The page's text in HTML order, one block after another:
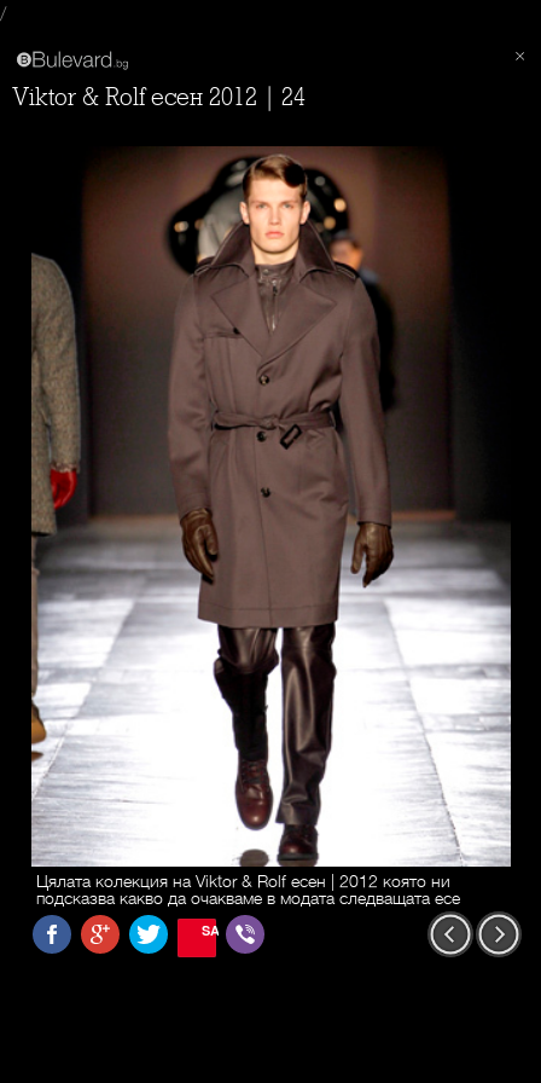
/
Viktor & Rolf есен 2012 | 24
Цялата колекция на Viktor & Rolf есен | 2012 която ни
подсказва какво да очакваме в модата следващата есе
SAVE